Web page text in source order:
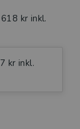
618 kr inkl.
kr inkl.